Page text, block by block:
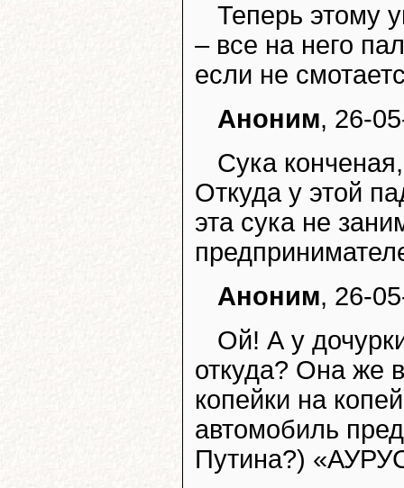
Теперь этому
– все на него
если не
Аноним, 26-
Сука
Откуда у этой
эта сука не
Аноним, 26-
Ой! А у
откуда? Она же
копейки на
автомобиль
Путина?)